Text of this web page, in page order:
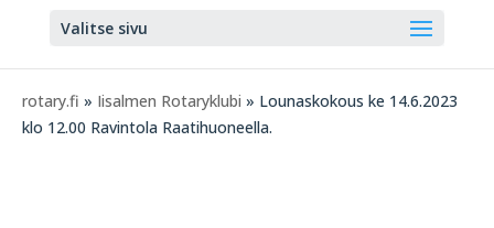
Valitse sivu
rotary.fi » Iisalmen Rotaryklubi » Lounaskokous ke 14.6.2023
klo 12.00 Ravintola Raatihuoneella.